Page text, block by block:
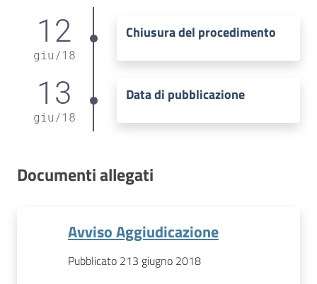
12
giu /18
Chiusura del procedimento
13
giu /18
Data di pubblicazione
Documenti allegati
Avviso Aggiudicazione
Pubblicato 213 giugno 2018